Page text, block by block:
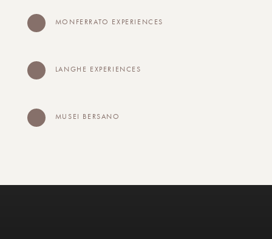
MONFERRATO EXPERIENCES
LANGHE EXPERIENCES
MUSEI BERSANO